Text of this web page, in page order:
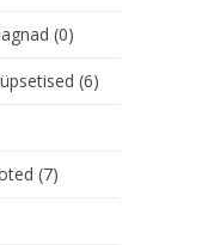
(0)
(6)
(7)